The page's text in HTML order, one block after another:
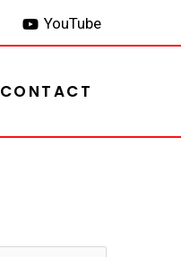
YouTube
CONTACT